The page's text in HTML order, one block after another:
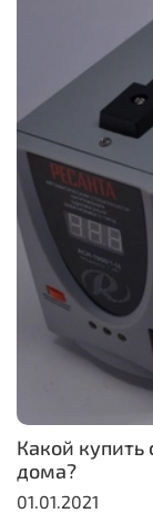
Какой
дома?
01.01.2021